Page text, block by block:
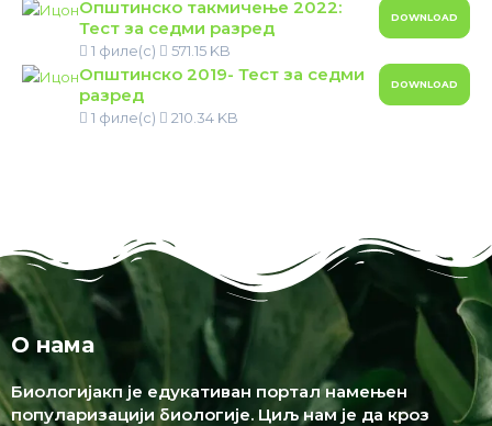
Општинско такмичење 2022:
Тест за седми разред
1 филе(с) 571.15 KB
DOWNLOAD
Општинско 2019- Тест за седми
разред
1 филе(с) 210.34 KB
DOWNLOAD
О нама
Биологијакп је едукативан портал намењен
популаризацији биологије. Циљ нам је да кроз